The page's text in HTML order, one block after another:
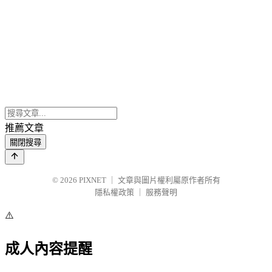
推薦文章
關閉搜尋
© 2026 PIXNET
文章與圖片權利屬原作者所有
隱私權政策
服務聲明
⚠️
成人內容提醒